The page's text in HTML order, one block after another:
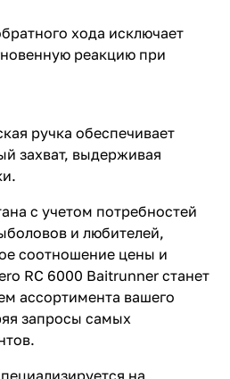
и
хода исключает
реакцию при
ручка обеспечивает
захват, выдерживая
с учетом потребностей
и любителей,
соотношение цены и
RC 6000 Baitrunner станет
ассортимента вашего
запросы самых
на